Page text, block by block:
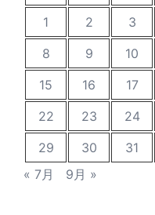
1
2 3
8
9 10
15
16 17
22
23 24
29
30
31
« 7月
9月 »